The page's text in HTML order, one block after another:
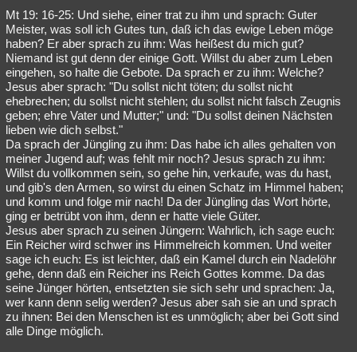
Mt 19: 16-25: Und siehe, einer trat zu ihm und sprach: Guter
Meister, was soll ich Gutes tun, daß ich das ewige Leben möge
haben? Er aber sprach zu ihm: Was heißest du mich gut?
Niemand ist gut denn der einige Gott. Willst du aber zum Leben
eingehen, so halte die Gebote. Da sprach er zu ihm: Welche?
Jesus aber sprach: "Du sollst nicht töten; du sollst nicht
ehebrechen; du sollst nicht stehlen; du sollst nicht falsch Zeugnis
geben; ehre Vater und Mutter;" und: "Du sollst deinen Nächsten
lieben wie dich selbst."
Da sprach der Jüngling zu ihm: Das habe ich alles gehalten von
meiner Jugend auf; was fehlt mir noch? Jesus sprach zu ihm:
Willst du vollkommen sein, so gehe hin, verkaufe, was du hast,
und gib's den Armen, so wirst du einen Schatz im Himmel haben;
und komm und folge mir nach! Da der Jüngling das Wort hörte,
ging er betrübt von ihm, denn er hatte viele Güter.
Jesus aber sprach zu seinen Jüngern: Wahrlich, ich sage euch:
Ein Reicher wird schwer ins Himmelreich kommen. Und weiter
sage ich euch: Es ist leichter, daß ein Kamel durch ein Nadelöhr
gehe, denn daß ein Reicher ins Reich Gottes komme. Da das
seine Jünger hörten, entsetzten sie sich sehr und sprachen: Ja,
wer kann denn selig werden? Jesus aber sah sie an und sprach
zu ihnen: Bei den Menschen ist es unmöglich; aber bei Gott sind
alle Dinge möglich.